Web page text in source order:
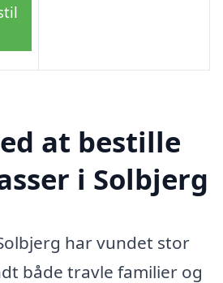
at bestille
i Solbjerg
har vundet stor
både travle familier og